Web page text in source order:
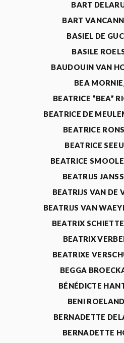
BART
BART
BASIEL DE
BASILE
BAUDOUIN VAN
BEA
BEATRICE “BEA”
BEATRICE DE
BEATRICE
BEATRICE
BEATRICE
BEATRIJS
BEATRIJS VAN DE
BEATRIJS VAN
BEATRIX
BEATRIX
BEATRIXE
BEGGA
BÉNÉDICTE
BENI
BERNADETTE
BERNADETTE